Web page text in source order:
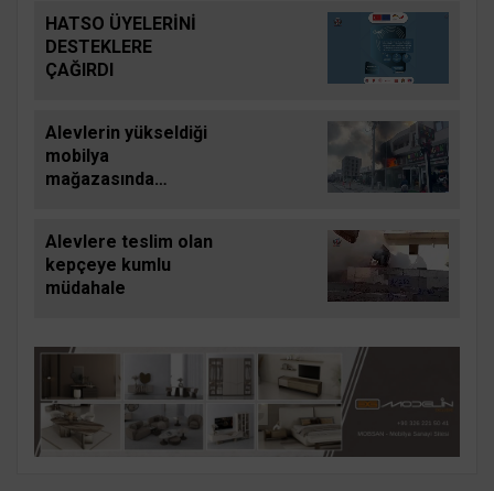
HATSO ÜYELERİNİ
DESTEKLERE
ÇAĞIRDI
Alevlerin yükseldiği
mobilya
mağazasında
neden oldu
Alevlere teslim olan
kepçeye kumlu
müdahale